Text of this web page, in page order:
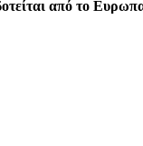
από το